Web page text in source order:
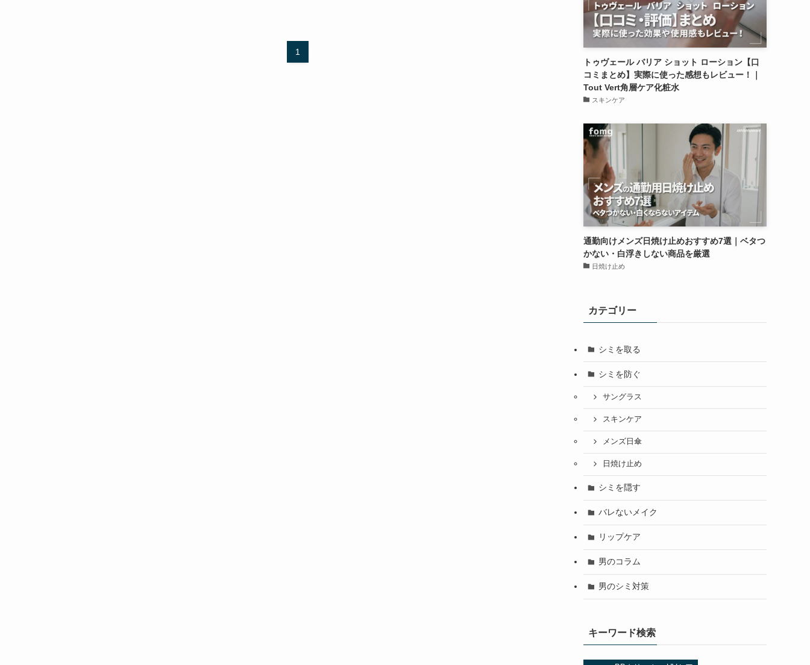
1
トゥヴェール バリア ショット ローション【口
コミまとめ】実際に使った感想もレビュー！｜
Tout Vert角層ケア化粧水
スキンケア
通勤向けメンズ日焼け止めおすすめ7選｜ベタつ
かない・白浮きしない商品を厳選
日焼け止め
カテゴリー
シミを取る
シミを防ぐ
サングラス
スキンケア
メンズ日傘
日焼け止め
シミを隠す
バレないメイク
リップケア
男のコラム
男のシミ対策
キーワード検索